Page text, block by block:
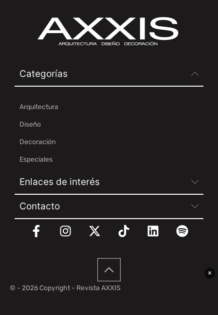
✕
Categorías
Arquitectura
Diseño
Decoración
Especiales
Enlaces de interés
Contacto
© - 2026 Copyright - Revista AXXIS